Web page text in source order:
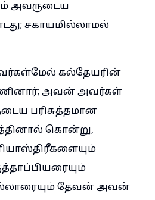
அவருடைய
சகாயமில்லாமல்
கல்தேயரின்
அவன் அவர்கள்
பரிசுத்தமான
கொன்று,
தேவன் அவன்